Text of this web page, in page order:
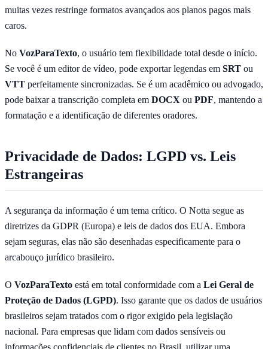
muitas vezes restringe formatos avançados aos planos pagos mais
caros.
No VozParaTexto, o usuário tem flexibilidade total desde o início.
Se você é um editor de vídeo, pode exportar legendas em SRT ou
VTT perfeitamente sincronizadas. Se é um acadêmico ou advogado,
pode baixar a transcrição completa em DOCX ou PDF, mantendo a
formatação e a identificação de diferentes oradores.
Privacidade de Dados: LGPD vs. Leis
Estrangeiras
A segurança da informação é um tema crítico. O Notta segue as
diretrizes da GDPR (Europa) e leis de dados dos EUA. Embora
sejam seguras, elas não são desenhadas especificamente para o
arcabouço jurídico brasileiro.
O VozParaTexto está em total conformidade com a Lei Geral de
Proteção de Dados (LGPD). Isso garante que os dados de usuários
brasileiros sejam tratados com o rigor exigido pela legislação
nacional. Para empresas que lidam com dados sensíveis ou
informações confidenciais de clientes no Brasil, utilizar uma